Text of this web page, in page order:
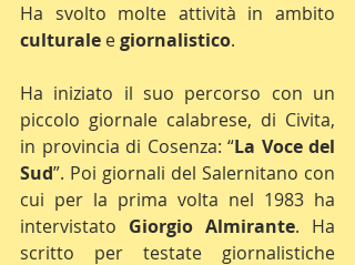
culturale e giornalistico.
Ha iniziato il suo percorso con un
piccolo giornale calabrese, di Civita,
in provincia di Cosenza: “La Voce del
Sud”. Poi giornali del Salernitano con
cui per la prima volta nel 1983 ha
intervistato Giorgio Almirante. Ha
scritto per testate giornalistiche